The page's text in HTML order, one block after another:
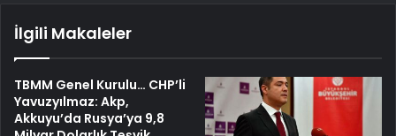
İlgili Makaleler
TBMM Genel Kurulu… CHP’li
Yavuzyılmaz: Akp,
Akkuyu’da Rusya’ya 9,8